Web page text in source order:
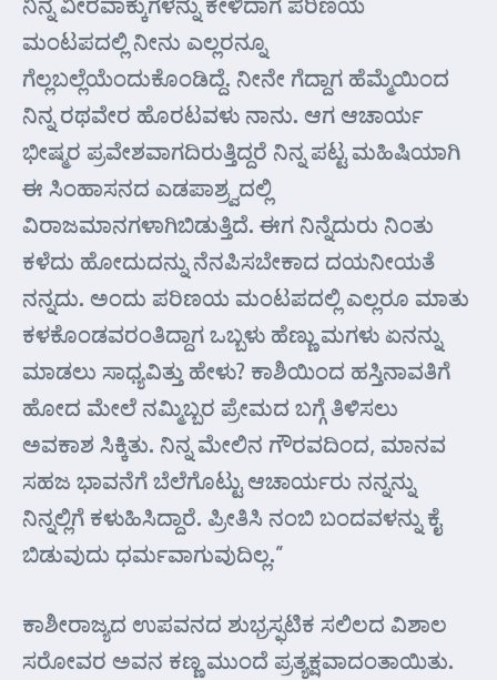
ಮಂಟಪದಲ್ಲಿ ನೀನು ಎಲ್ಲರನ್ನೂ
ಗೆಲ್ಲಬಲ್ಲೆಯೆಂದುಕೊಂಡಿದ್ದೆ. ನೀನೇ ಗೆದ್ದಾಗ ಹೆಮ್ಮೆಯಿಂದ
ನಿನ್ನ ರಥವೇರ ಹೊರಟವಳು ನಾನು. ಆಗ ಆಚಾರ್ಯ
ಭೀಷ್ಮರ ಪ್ರವೇಶವಾಗದಿರುತ್ತಿದ್ದರೆ ನಿನ್ನ ಪಟ್ಟ ಮಹಿಷಿಯಾಗಿ
ಈ ಸಿಂಹಾಸನದ ಎಡಪಾಶ್ರ್ವದಲ್ಲಿ
ವಿರಾಜಮಾನಗಳಾಗಿಬಿಡುತ್ತಿದೆ. ಈಗ ನಿನ್ನೆದುರು ನಿಂತು
ಕಳೆದು ಹೋದುದನ್ನು ನೆನಪಿಸಬೇಕಾದ ದಯನೀಯತೆ
ನನ್ನದು. ಅಂದು ಪರಿಣಯ ಮಂಟಪದಲ್ಲಿ ಎಲ್ಲರೂ ಮಾತು
ಕಳಕೊಂಡವರಂತಿದ್ದಾಗ ಒಬ್ಬಳು ಹೆಣ್ಣು ಮಗಳು ಏನನ್ನು
ಮಾಡಲು ಸಾಧ್ಯವಿತ್ತು ಹೇಳು? ಕಾಶಿಯಿಂದ ಹಸ್ತಿನಾವತಿಗೆ
ಹೋದ ಮೇಲೆ ನಮ್ಮಿಬ್ಬರ ಪ್ರೇಮದ ಬಗ್ಗೆ ತಿಳಿಸಲು
ಅವಕಾಶ ಸಿಕ್ಕಿತು. ನಿನ್ನ ಮೇಲಿನ ಗೌರವದಿಂದ, ಮಾನವ
ಸಹಜ ಭಾವನೆಗೆ ಬೆಲೆಗೊಟ್ಟು ಆಚಾರ್ಯರು ನನ್ನನ್ನು
ನಿನ್ನಲ್ಲಿಗೆ ಕಳುಹಿಸಿದ್ದಾರೆ. ಪ್ರೀತಿಸಿ ನಂಬಿ ಬಂದವಳನ್ನು ಕೈ
ಬಿಡುವುದು ಧರ್ಮವಾಗುವುದಿಲ್ಲ.”
ಕಾಶೀರಾಜ್ಯದ ಉಪವನದ ಶುಭ್ರಸ್ಫಟಿಕ ಸಲಿಲದ ವಿಶಾಲ
ಸರೋವರ ಅವನ ಕಣ್ಣ ಮುಂದೆ ಪ್ರತ್ಯಕ್ಷವಾದಂತಾಯಿತು.